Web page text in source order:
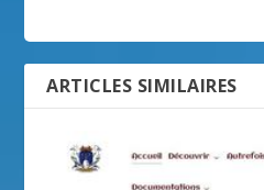
ARTICLES SIMILAIRES